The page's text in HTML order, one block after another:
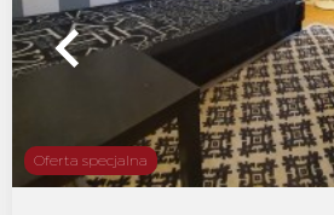
Oferta specjalna